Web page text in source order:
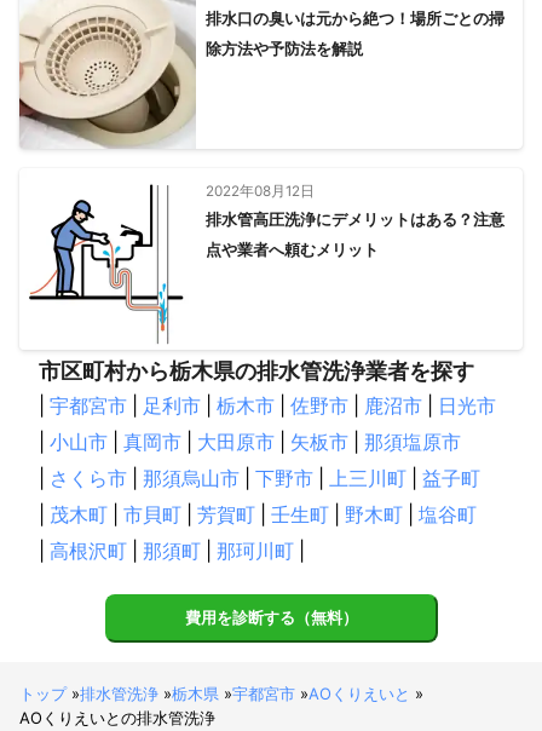
排水口の臭いは元から絶つ！場所ごとの掃
除方法や予防法を解説
2022年08月12日
排水管高圧洗浄にデメリットはある？注意
点や業者へ頼むメリット
市区町村から栃木県の排水管洗浄業者を探す
宇都宮市 足利市 栃木市 佐野市 鹿沼市
日光市
小山市 真岡市 大田原市 矢板市
那須塩原市
さくら市 那須烏山市 下野市 上三川町
益子町
茂木町 市貝町 芳賀町 壬生町 野木町
塩谷町
高根沢町 那須町 那珂川町
費用を診断する（無料）
トップ»排水管洗浄 »栃木県 »宇都宮市 »AOくりえいと »
AOくりえいとの排水管洗浄